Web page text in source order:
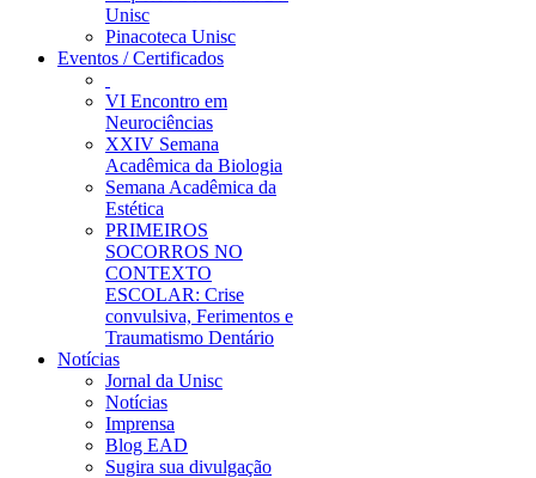
Unisc
Pinacoteca Unisc
Eventos / Certificados
VI Encontro em
Neurociências
XXIV Semana
Acadêmica da Biologia
Semana Acadêmica da
Estética
PRIMEIROS
SOCORROS NO
CONTEXTO
ESCOLAR: Crise
convulsiva, Ferimentos e
Traumatismo Dentário
Notícias
Jornal da Unisc
Notícias
Imprensa
Blog EAD
Sugira sua divulgação